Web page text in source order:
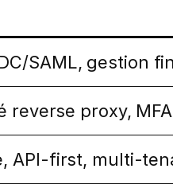
SAML, gestion
reverse proxy,
API-first, multi-